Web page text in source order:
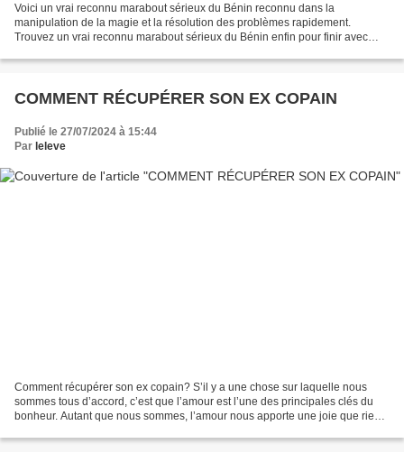
Voici un vrai reconnu marabout sérieux du Bénin reconnu dans la
manipulation de la magie et la résolution des problèmes rapidement.
Trouvez un vrai reconnu marabout sérieux du Bénin enfin pour finir avec
COMMENT RÉCUPÉRER SON EX COPAIN
Publié le 27/07/2024 à 15:44
Par leleve
Comment récupérer son ex copain? S’il y a une chose sur laquelle nous
sommes tous d’accord, c’est que l’amour est l’une des principales clés du
bonheur. Autant que nous sommes, l’amour nous apporte une joie que rien